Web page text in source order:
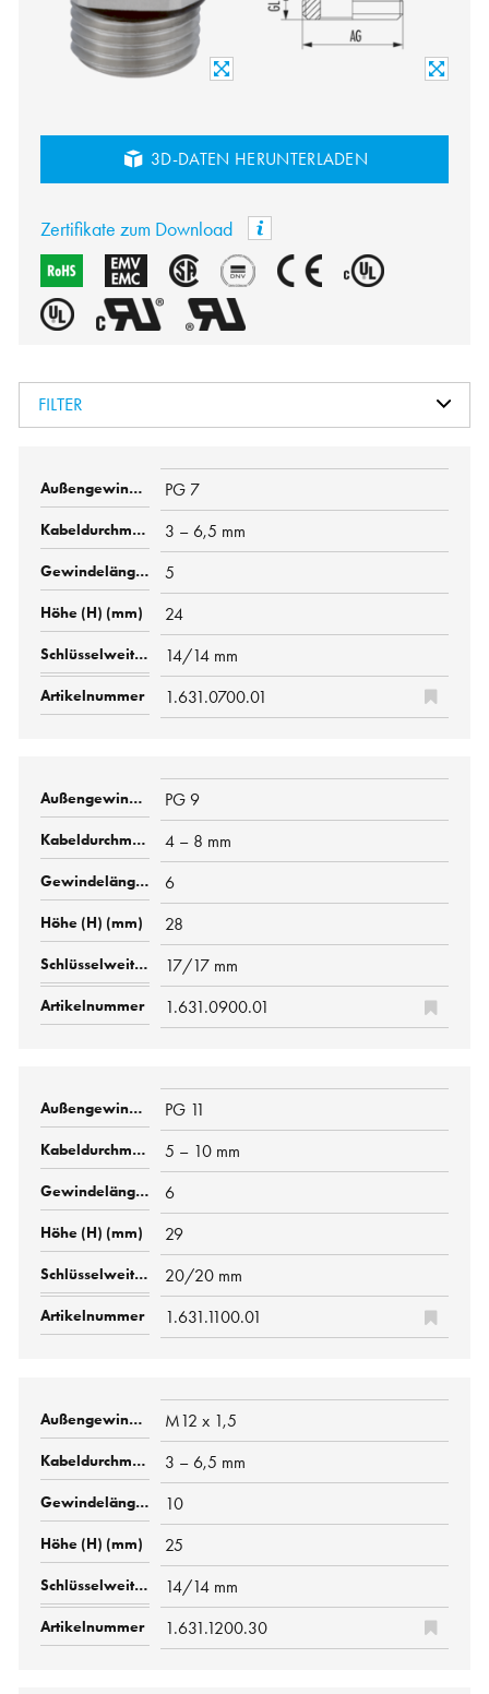
3D-DATEN HERUNTERLADEN
Zertifikate zum Download
FILTER
PG 7
3 – 6,5 mm
5
24
14/14 mm
1.631.0700.01
PG 9
4 – 8 mm
6
28
17/17 mm
1.631.0900.01
PG 11
5 – 10 mm
6
29
20/20 mm
1.631.1100.01
M12 x 1,5
3 – 6,5 mm
10
25
14/14 mm
1.631.1200.30